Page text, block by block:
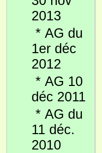
2013
* AG du
1er déc
2012
* AG 10
déc 2011
* AG du
11 déc.
2010